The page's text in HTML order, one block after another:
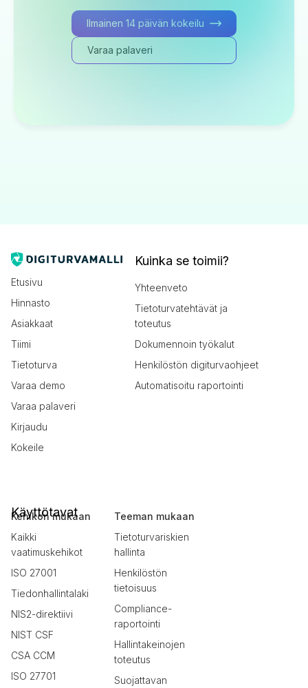
Ilmainen 14 päivän kokeilu
Varaa palaveri
Etusivu
Hinnasto
Asiakkaat
Tiimi
Tietoturva
Varaa demo
Varaa palaveri
Kirjaudu
Kokeile
Kuinka se toimii?
Yhteenveto
Tietoturvatehtävät ja
toteutus
Dokumennoin työkalut
Henkilöstön digiturvaohjeet
Automatisoitu raportointi
Käyttötavat
Kehikon mukaan
Kaikki
vaatimuskehikot
ISO 27001
Tiedonhallintalaki
NIS2-direktiivi
NIST CSF
CSA CCM
ISO 27701
Teeman mukaan
Tietoturvariskien
hallinta
Henkilöstön
tietoisuus
Compliance-
raportointi
Hallintakeinojen
toteutus
Suojattavan